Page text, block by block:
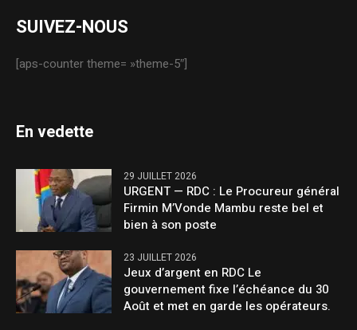
SUIVEZ-NOUS
[aps-counter theme= »theme-5″]
En vedette
29 JUILLET 2026
URGENT — RDC : Le Procureur général
Firmin M’Vonde Mambu reste bel et
bien à son poste
23 JUILLET 2026
Jeux d’argent en RDC Le
gouvernement fixe l’échéance du 30
Août et met en garde les opérateurs.